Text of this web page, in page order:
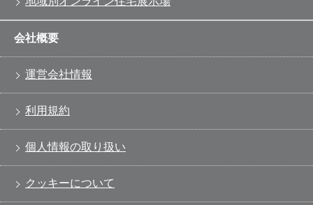
会社概要
運営会社情報
利用規約
個人情報の取り扱い
クッキーについて